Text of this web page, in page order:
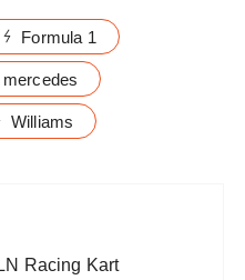
Formula 1
mercedes
Williams
Racing Kart